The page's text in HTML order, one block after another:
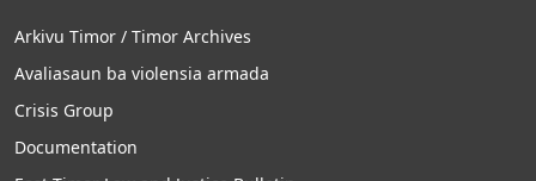
Arkivu Timor / Timor Archives
Avaliasaun ba violensia armada
Crisis Group
Documentation